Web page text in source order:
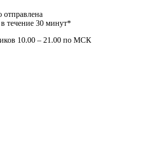
отправлена
течение 30 минут*
10.00 – 21.00 по МСК